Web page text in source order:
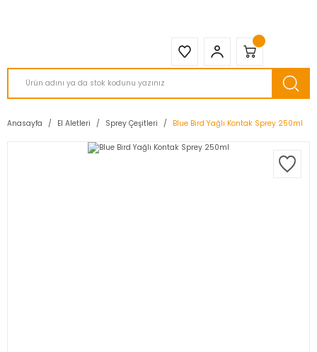
Anasayfa El Aletleri Sprey Çeşitleri Blue Bird Yağlı Kontak Sprey 250ml